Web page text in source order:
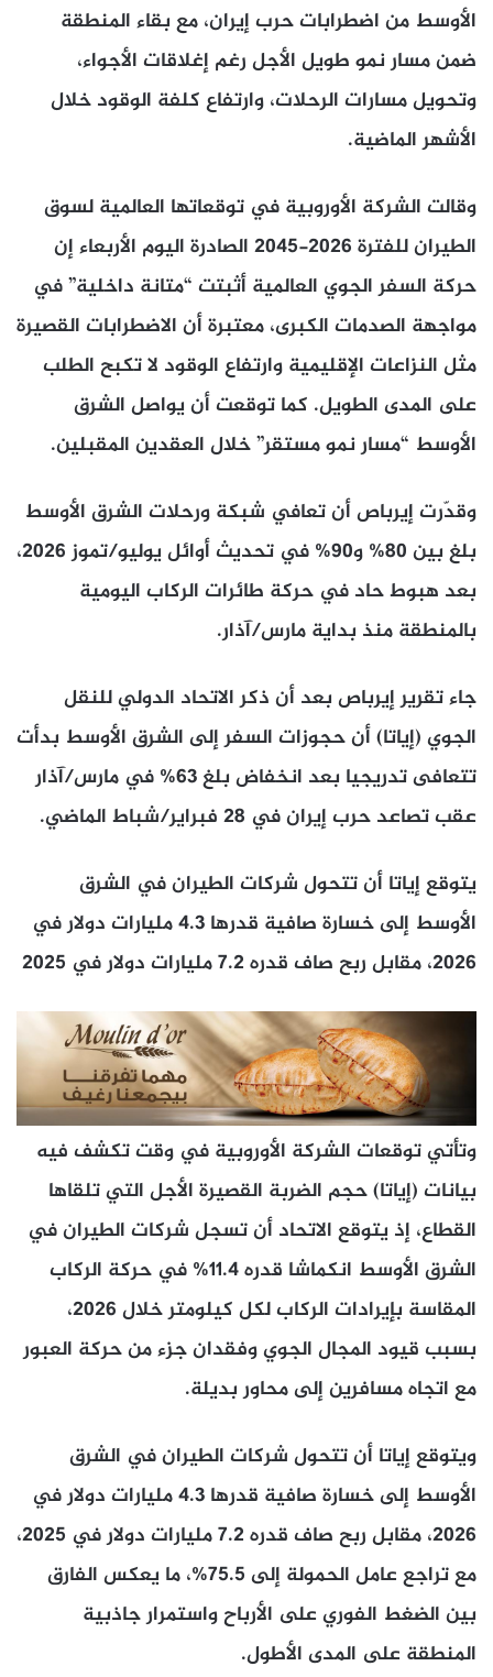
الأوسط من اضطرابات حرب إيران، مع بقاء المنطقة
ضمن مسار نمو طويل الأجل رغم إغلاقات الأجواء،
وتحويل مسارات الرحلات، وارتفاع كلفة الوقود خلال
الأشهر الماضية.
وقالت الشركة الأوروبية في توقعاتها العالمية لسوق
الطيران للفترة 2026-2045 الصادرة اليوم الأربعاء إن
حركة السفر الجوي العالمية أثبتت “متانة داخلية” في
مواجهة الصدمات الكبرى، معتبرة أن الاضطرابات القصيرة
مثل النزاعات الإقليمية وارتفاع الوقود لا تكبح الطلب
على المدى الطويل. كما توقعت أن يواصل الشرق
الأوسط “مسار نمو مستقر” خلال العقدين المقبلين.
وقدّرت إيرباص أن تعافي شبكة ورحلات الشرق الأوسط
بلغ بين 80% و90% في تحديث أوائل يوليو/تموز 2026،
بعد هبوط حاد في حركة طائرات الركاب اليومية
بالمنطقة منذ بداية مارس/آذار.
جاء تقرير إيرباص بعد أن ذكر الاتحاد الدولي للنقل
الجوي (إياتا) أن حجوزات السفر إلى الشرق الأوسط بدأت
تتعافى تدريجيا بعد انخفاض بلغ 63% في مارس/آذار
عقب تصاعد حرب إيران في 28 فبراير/شباط الماضي.
يتوقع إياتا أن تتحول شركات الطيران في الشرق
الأوسط إلى خسارة صافية قدرها 4.3 مليارات دولار في
2026، مقابل ربح صاف قدره 7.2 مليارات دولار في 2025
وتأتي توقعات الشركة الأوروبية في وقت تكشف فيه
بيانات (إياتا) حجم الضربة القصيرة الأجل التي تلقاها
القطاع، إذ يتوقع الاتحاد أن تسجل شركات الطيران في
الشرق الأوسط انكماشا قدره 11.4% في حركة الركاب
المقاسة بإيرادات الركاب لكل كيلومتر خلال 2026،
بسبب قيود المجال الجوي وفقدان جزء من حركة العبور
مع اتجاه مسافرين إلى محاور بديلة.
ويتوقع إياتا أن تتحول شركات الطيران في الشرق
الأوسط إلى خسارة صافية قدرها 4.3 مليارات دولار في
2026، مقابل ربح صاف قدره 7.2 مليارات دولار في 2025،
مع تراجع عامل الحمولة إلى 75.5%، ما يعكس الفارق
بين الضغط الفوري على الأرباح واستمرار جاذبية
المنطقة على المدى الأطول.